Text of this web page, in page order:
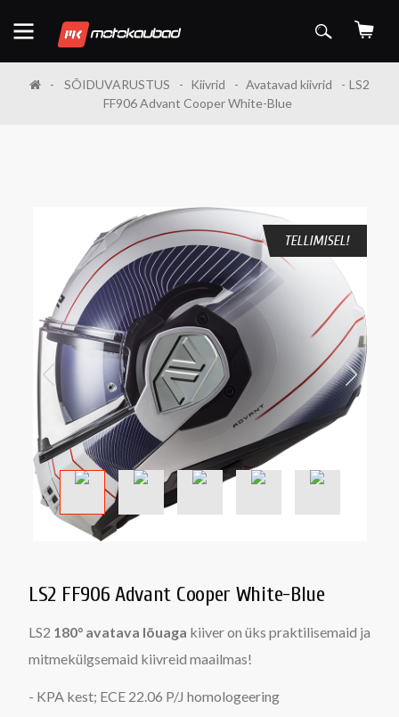
SÕIDUVARUSTUS Kiivrid Avatavad kiivrid
LS2
FF906 Advant Cooper White-Blue
TELLIMISEL!
LS2 FF906 Advant Cooper White-Blue
LS2 180° avatava lõuaga kiiver on üks praktilisemaid ja
mitmekülgsemaid kiivreid maailmas!
- KPA kest; ECE 22.06 P/J homologeering